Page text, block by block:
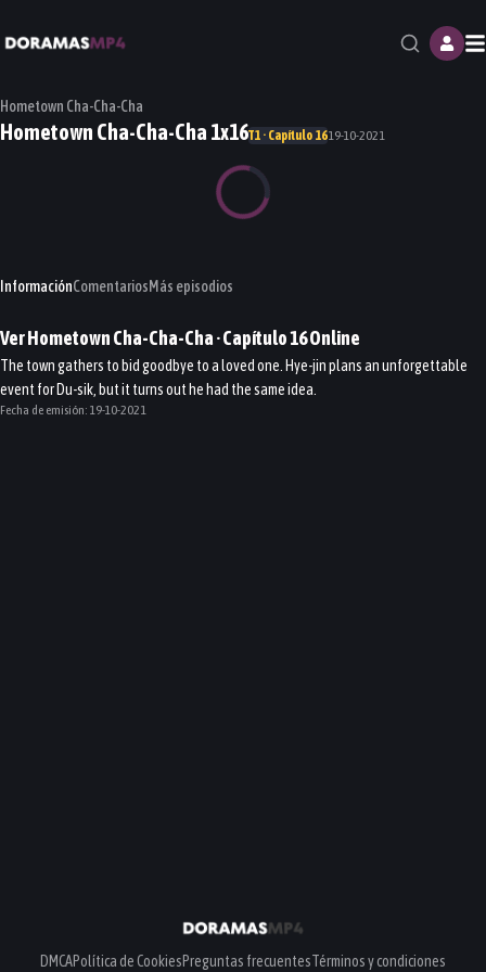
Hometown Cha-Cha-Cha
Hometown Cha-Cha-Cha 1x16T1 · Capítulo 1619-10-2021
InformaciónComentariosMás episodios
VerHometown Cha-Cha-Cha· Capítulo16Online
The town gathers to bid goodbye to a loved one. Hye-jin plans an unforgettable
event for Du-sik, but it turns out he had the same idea.
Fecha de emisión: 19-10-2021
DMCAPolítica de CookiesPreguntas frecuentesTérminos y condiciones